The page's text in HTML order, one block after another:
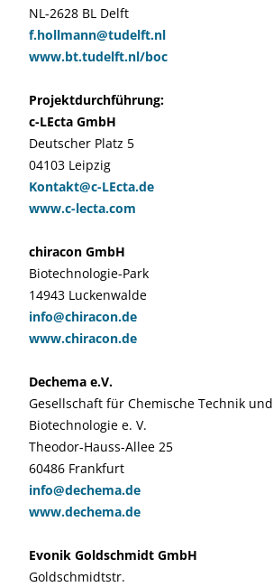
NL-2628 BL Delft
f.hollmann@tudelft.nl
www.bt.tudelft.nl/boc
Projektdurchführung:
c-LEcta GmbH
Deutscher Platz 5
04103 Leipzig
Kontakt@c-LEcta.de
www.c-lecta.com
chiracon GmbH
Biotechnologie-Park
14943 Luckenwalde
info@chiracon.de
www.chiracon.de
Dechema e.V.
Gesellschaft für Chemische Technik und
Biotechnologie e. V.
Theodor-Hauss-Allee 25
60486 Frankfurt
info@dechema.de
www.dechema.de
Evonik Goldschmidt GmbH
Goldschmidtstr.